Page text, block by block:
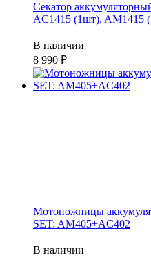
Секатор
AC1415 (1шт), AM1415
В наличии
8 990
Мотоножницы
SET: AM405+AC402
В наличии